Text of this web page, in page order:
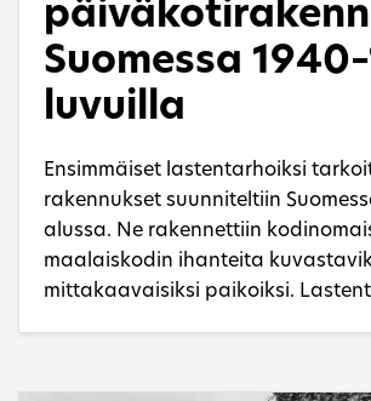
Suomessa
luvuilla
Ensimmäiset lastentarhoiksi
rakennukset suunniteltiin
alussa. Ne rakennettiin
maalaiskodin ihanteita
mittakaavaisiksi paikoiksi.